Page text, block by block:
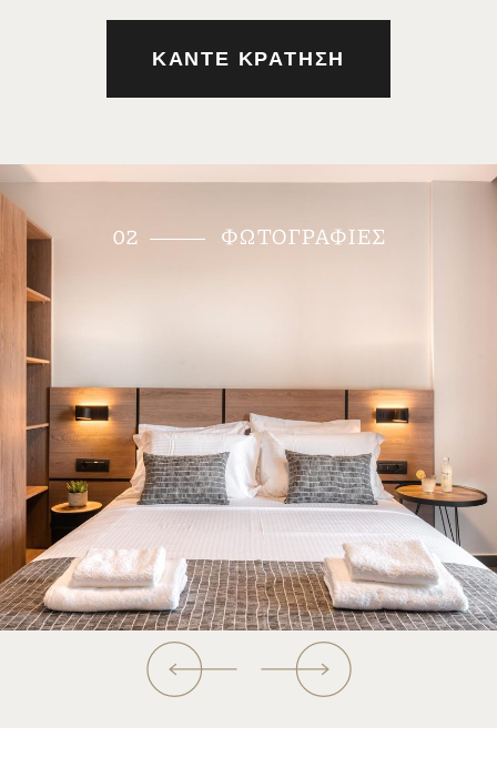
‘σπιτική’ εμπειρία, η Μεζονέτα διαθέτει όλες τις
ανέσεις ενός σύγχρονου ελληνικού εξοχικού και
02 ΦΩΤΟΓΡΑΦΙΕΣ